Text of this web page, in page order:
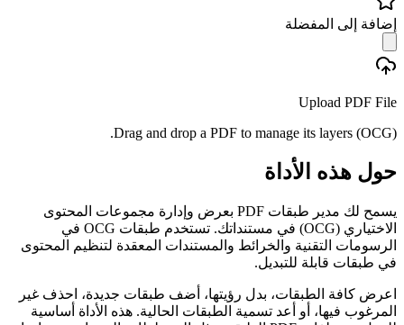
إضافة إلى المفضلة
Upload PDF File
Drag and drop a PDF to manage its layers (OCG).
حول هذه الأداة
يسمح لك مدير طبقات PDF بعرض وإدارة مجموعات المحتوى
الاختياري (OCG) في مستنداتك. تستخدم طبقات OCG في
الرسومات التقنية والخرائط والمستندات المعقدة لتنظيم المحتوى
في طبقات قابلة للتبديل.
اعرض كافة الطبقات، بدل رؤيتها، أضف طبقات جديدة، احذف غير
المرغوب فيها، أو أعد تسمية الطبقات الحالية. هذه الأداة أساسية